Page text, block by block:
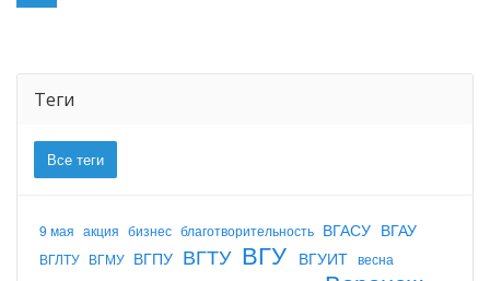
Теги
Все теги
9 мая акция бизнес благотворительность ВГАСУ ВГАУ
ВГЛТУ ВГМУ ВГПУ ВГТУ ВГУ ВГУИТ весна